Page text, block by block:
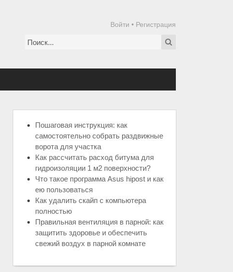
Войти • Регистрация
Пошаговая инструкция: как
самостоятельно собрать раздвижные
ворота для участка
Как рассчитать расход битума для
гидроизоляции 1 м2 поверхности?
Что такое программа Asus hipost и как
ею пользоваться
Как удалить скайп с компьютера
полностью
Правильная вентиляция в парной: как
защитить здоровье и обеспечить
свежий воздух в парной комнате